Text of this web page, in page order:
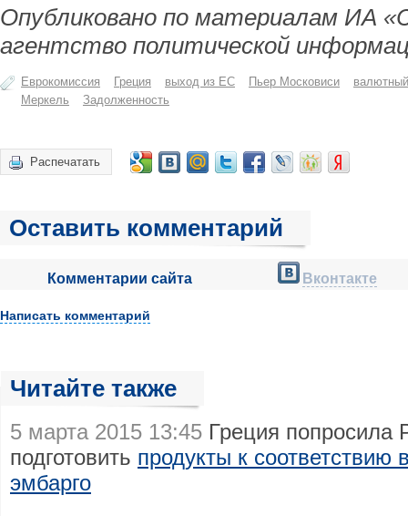
Опубликовано по материалам ИА
агентство политической
Еврокомиссия Греция выход из ЕС Пьер Московиси
Меркель
Задолженность
Распечатать
Оставить комментарий
Комментарии сайта Вконтакте
Написать комментарий
Читайте также
5 марта 2015 13:45 Греция попросила
подготовить продукты к
эмбарго